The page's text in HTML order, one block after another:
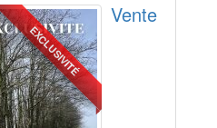
EXCLUSIVITÉ
Vente